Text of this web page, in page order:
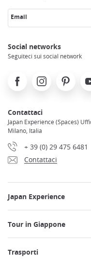
Email
Social networks
Seguiteci sui social network
FacebookInstagramPinterest
Contattaci
Japan Experience (Spaces)
Milano, Italia
+ 39 (0) 29 475 6481
Contattaci
Japan Experience
Tour in Giappone
Trasporti